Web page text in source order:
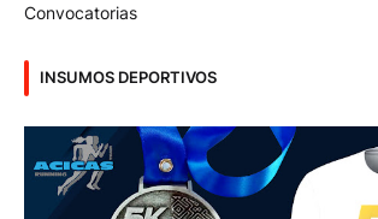
Convocatorias
INSUMOS DEPORTIVOS